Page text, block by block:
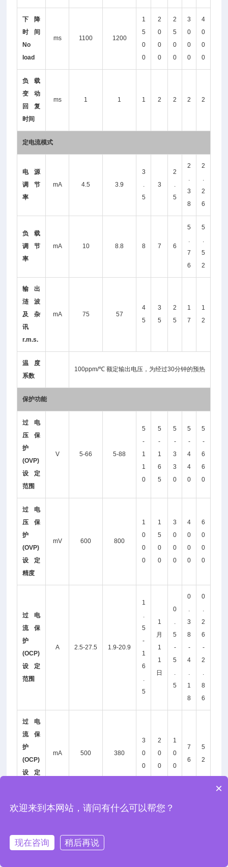
下降
时间
No
load
ms 1100 1200
1
5
0
0
2
0
0
0
2
5
0
0
3
0
0
0
4
0
0
0
负载
变动
回复
时间
ms 1 1 1 2 2 2 2
定电流模式
电源
调节
率
mA 4.5 3.9
3
.
5
3
2
.
5
2
.
3
8
2
.
2
6
负载
调节
率
mA 10 8.8 8 7 6
5
.
7
6
5
.
5
2
输出
涟波
及杂
讯
r.m.s.
mA 75 57
4
5
3
5
2
5
1
7
1
2
温度
系数
100ppm/℃ 额定输出电压，为经过30分钟的预热
保护功能
过电
压保
护
(OVP)
设定
范围
V 5-66 5-88
5
-
1
1
0
5
-
1
6
5
5
-
3
3
0
5
-
4
4
0
5
-
6
6
0
过电
压保
护
(OVP)
设定
精度
mV 600 800
1
0
0
0
1
5
0
0
3
0
0
0
4
0
0
0
6
0
0
0
过电
流保
护
(OCP)
设定
范围
A 2.5-27.5 1.9-20.9
1
.
5
-
1
6
.
5
1
月
1
1
日
0
.
5
-
5
.
5
0
.
3
8
-
4
.
1
8
0
.
2
6
-
2
.
8
6
过电
流保
护
(OCP)
设定
mA 500 380
3
0
0
2
0
0
1
0
0
7
6
5
2
界面相容性
USB
CDC（通讯设备类）
×
欢迎来到本网站，请问有什么可以帮您？
现在咨询 稍后再说